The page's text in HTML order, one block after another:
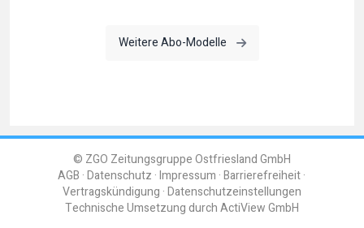
Weitere Abo-Modelle
© ZGO Zeitungsgruppe Ostfriesland GmbH
AGB Datenschutz Impressum Barrierefreiheit
Vertragskündigung Datenschutzeinstellungen
Technische Umsetzung durchActiView GmbH